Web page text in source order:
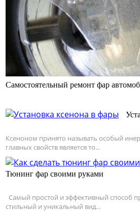
Самостоятельный ремонт фар
Ксеноном принято называть особый
главных свойств является то...
Тюнинг фар своими руками
Самый простой и эффективный способ
стильный и уникальный вид...